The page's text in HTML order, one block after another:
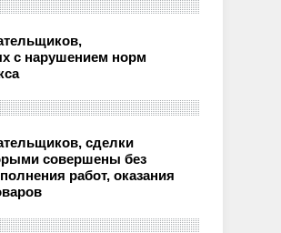
с нарушением норм
сделки
совершены без
работ, оказания